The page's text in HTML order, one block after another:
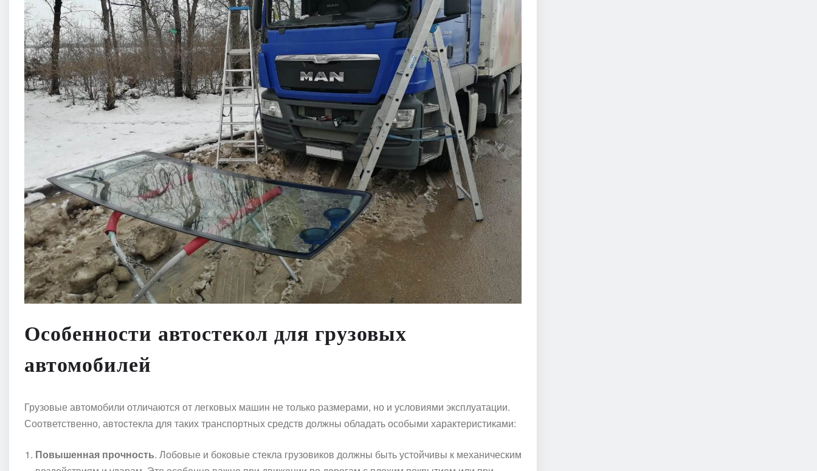
Особенности автостекол для грузовых
автомобилей
Грузовые автомобили отличаются от легковых машин не только размерами, но и условиями эксплуатации.
Соответственно, автостекла для таких транспортных средств должны обладать особыми характеристиками:
Повышенная прочность. Лобовые и боковые стекла грузовиков должны быть устойчивы к механическим